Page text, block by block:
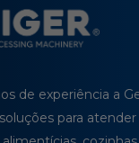
de experiência a
para